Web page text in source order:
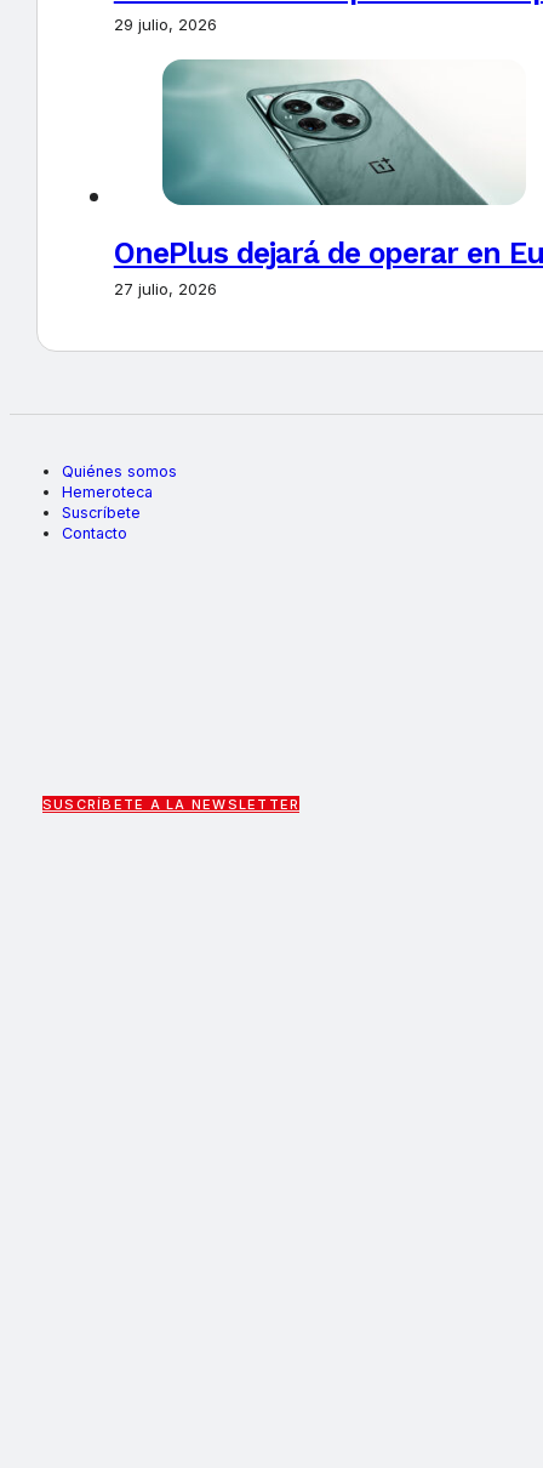
29 julio, 2026
OnePlus dejará de operar en
27 julio, 2026
Quiénes somos
Hemeroteca
Suscríbete
Contacto
SUSCRÍBETE A LA NEWSLETTER